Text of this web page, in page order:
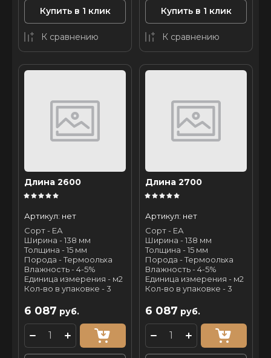
Купить в 1 клик
К сравнению
Купить в 1 клик
К сравнению
Длина 2600
Артикул: нет
Сорт - ЕА
Ширина - 138 мм
Толщина - 15 мм
Порода - Термоольха
Влажность - 4-5%
Единица измерения - м2
Кол-во в упаковке - 3
6 087 руб.
Длина 2700
Артикул: нет
Сорт - ЕА
Ширина - 138 мм
Толщина - 15 мм
Порода - Термоольха
Влажность - 4-5%
Единица измерения - м2
Кол-во в упаковке - 3
6 087 руб.